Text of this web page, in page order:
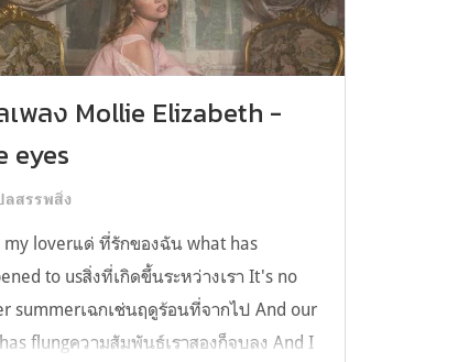
เพลง Mollie Elizabeth -
eyes
ลสรรพสิ่ง
my loverแด่ ที่รักของฉัน what has
to usสิ่งที่เกิดขึ้นระหว่างเรา It's no
summerเฉกเช่นฤดูร้อนที่จากไป And our
flungความสัมพันธ์เราสองก็จบลง And I